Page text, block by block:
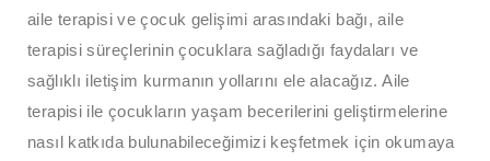
aile terapisi ve çocuk gelişimi arasındaki bağı, aile
terapisi süreçlerinin çocuklara sağladığı faydaları ve
sağlıklı iletişim kurmanın yollarını ele alacağız. Aile
terapisi ile çocukların yaşam becerilerini geliştirmelerine
nasıl katkıda bulunabileceğimizi keşfetmek için okumaya